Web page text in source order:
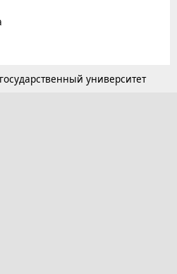
университет